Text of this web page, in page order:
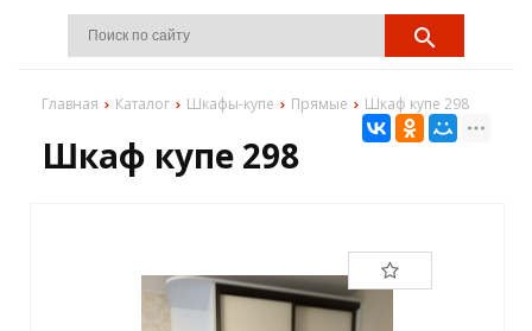
Главная Каталог Шкафы-купе Прямые Шкаф купе 298
Шкаф купе 298